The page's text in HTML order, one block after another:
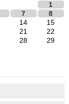
1
7
8
14
15
21
22
28
29